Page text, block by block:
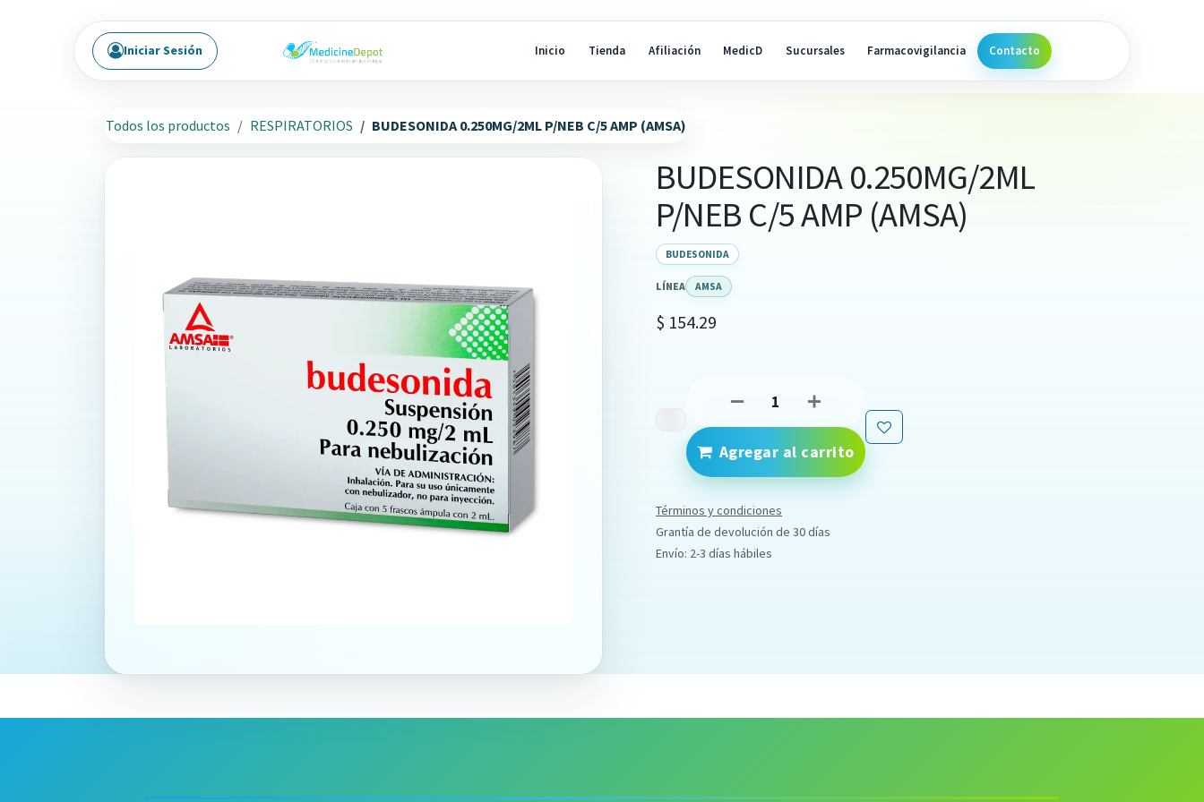
Inicio Tienda Afiliación MedicD Sucursales Farmacovigilancia Contacto
Iniciar Sesión
Todos los productos RESPIRATORIOS BUDESONIDA 0.250MG/2ML P/NEB C/5 AMP (AMSA)
BUDESONIDA 0.250MG/2ML
P/NEB C/5 AMP (AMSA)
BUDESONIDA
LÍNEA AMSA
$ 154.29
Agregar al carrito
Términos y condiciones
Grantía de devolución de 30 días
Envío: 2-3 días hábiles